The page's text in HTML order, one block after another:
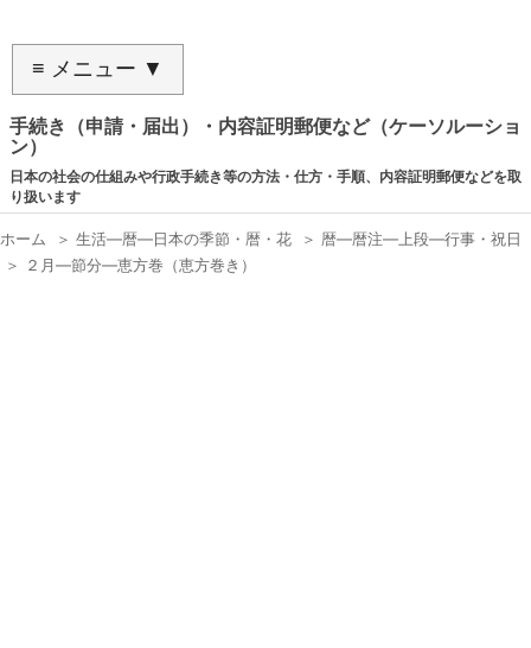
≡ メニュー ▼
手続き（申請・届出）・内容証明郵便など（ケーソルーショ
ン）
日本の社会の仕組みや行政手続き等の方法・仕方・手順、内容証明郵便などを取
り扱います
ホーム ＞ 生活―暦―日本の季節・暦・花 ＞ 暦―暦注―上段―行事・祝日
＞
２月―節分―恵方巻（恵方巻き）